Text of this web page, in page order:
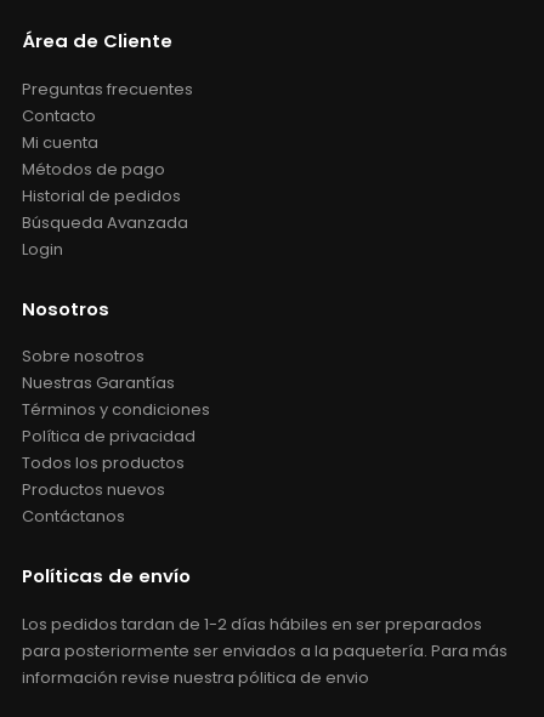
Área de Cliente
Preguntas frecuentes
Contacto
Mi cuenta
Métodos de pago
Historial de pedidos
Búsqueda Avanzada
Login
Nosotros
Sobre nosotros
Nuestras Garantías
Términos y condiciones
Política de privacidad
Todos los productos
Productos nuevos
Contáctanos
Políticas de envío
Los pedidos tardan de 1-2 días hábiles en ser preparados
para posteriormente ser enviados a la paquetería. Para más
información revise nuestra pólitica de envio